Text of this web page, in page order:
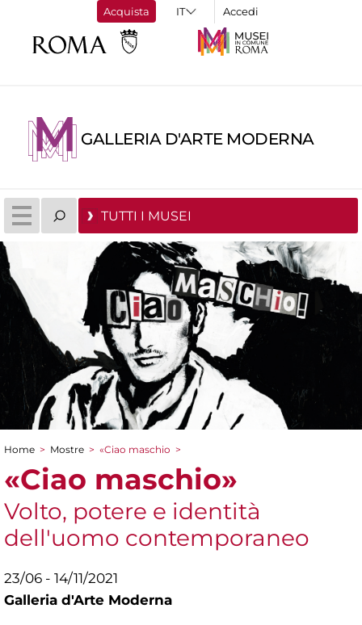
Acquista Accedi
GALLERIA D'ARTE MODERNA
TUTTI I MUSEI
Tu sei qui
Home > Mostre > «Ciao maschio >
«Ciao maschio»
Volto, potere e identità
dell'uomo contemporaneo
23/06 - 14/11/2021
Galleria d'Arte Moderna